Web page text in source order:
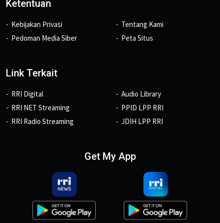
Ketentuan
Kebijakan Privasi
Pedoman Media Siber
Tentang Kami
Peta Situs
Link Terkait
RRI Digital
RRI NET Streaming
RRI Radio Streaming
Audio Library
PPID LPP RRI
JDIH LPP RRI
Get My App